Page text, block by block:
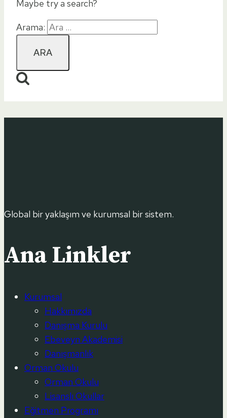
Maybe try a search?
Arama:
Global bir yaklaşım ve kurumsal bir sistem.
Ana Linkler
Kurumsal
Hakkımızda
Danışma Kurulu
Ebeveyn Akademisi
Danışmanlık
Orman Okulu
Orman Okulu
Lisanslı Okullar
Eğitmen Programı